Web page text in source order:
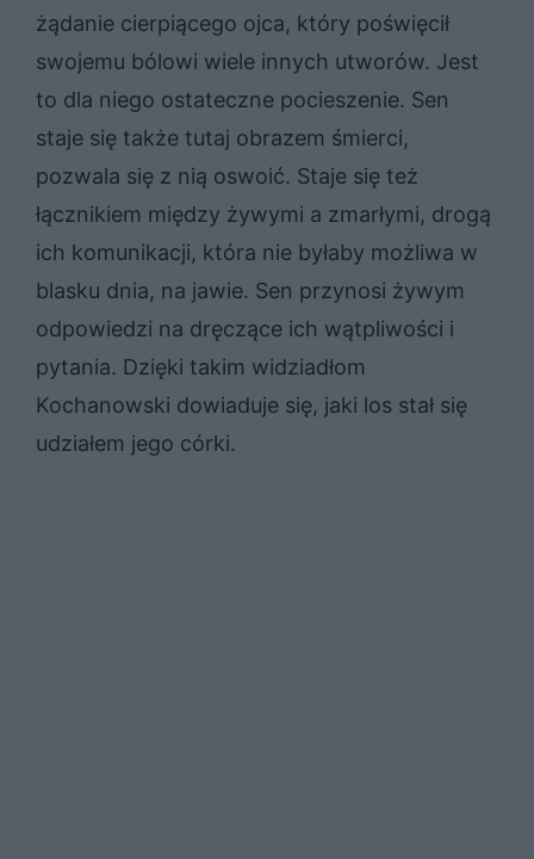
żądanie cierpiącego ojca, który poświęcił
swojemu bólowi wiele innych utworów. Jest
to dla niego ostateczne pocieszenie. Sen
staje się także tutaj obrazem śmierci,
pozwala się z nią oswoić. Staje się też
łącznikiem między żywymi a zmarłymi, drogą
ich komunikacji, która nie byłaby możliwa w
blasku dnia, na jawie. Sen przynosi żywym
odpowiedzi na dręczące ich wątpliwości i
pytania. Dzięki takim widziadłom
Kochanowski dowiaduje się, jaki los stał się
udziałem jego córki.